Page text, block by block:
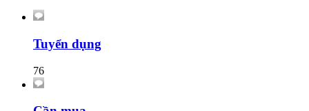
Tuyển dụng
76